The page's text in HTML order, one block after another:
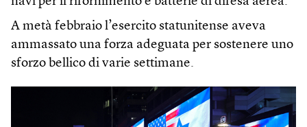
A metà febbraio l’esercito statunitense aveva
ammassato una forza adeguata per sostenere uno
sforzo bellico di varie settimane.